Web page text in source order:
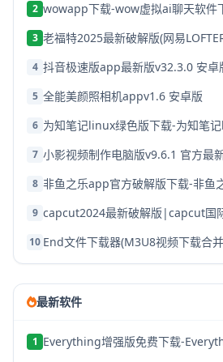
2 wowapp下载-wow虚拟ai聊天软件
3
4 抖音极速版app最新版v32.3.0 安卓
5 全能美颜照相机appv1.6 安卓版
6
7 小影视频制作电脑版v9.6.1 官方最
8
9
10 End文件下载器(M3U8视频下载合
最新软件
1